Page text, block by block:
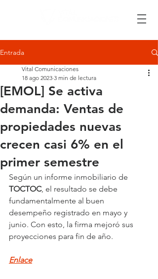
Entrada
[EMOL] Se activa
demanda: Ventas de
propiedades nuevas
crecen casi 6% en el
primer semestre
Vital Comunicaciones
18 ago 2023 3 min de lectura
Según un informe inmobiliario de
TOCTOC, el resultado se debe
fundamentalmente al buen
desempeño registrado en mayo y
junio. Con esto, la firma mejoró sus
proyecciones para fin de año.
Enlace